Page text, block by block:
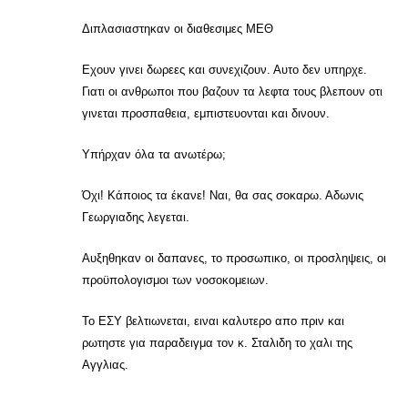
Διπλασιαστηκαν οι διαθεσιμες ΜΕΘ
Εχουν γινει δωρεες και συνεχιζουν. Αυτο δεν υπηρχε.
Γιατι οι ανθρωποι που βαζουν τα λεφτα τους βλεπουν οτι
γινεται προσπαθεια, εμπιστευονται και δινουν.
Υπήρχαν όλα τα ανωτέρω;
Όχι! Κάποιος τα έκανε! Ναι, θα σας σοκαρω. Αδωνις
Γεωργιαδης λεγεται.
Αυξηθηκαν οι δαπανες, το προσωπικο, οι προσληψεις, οι
προϋπολογισμοι των νοσοκομειων.
Το ΕΣΥ βελτιωνεται, ειναι καλυτερο απο πριν και
ρωτηστε για παραδειγμα τον κ. Σταλιδη το χαλι της
Αγγλιας.